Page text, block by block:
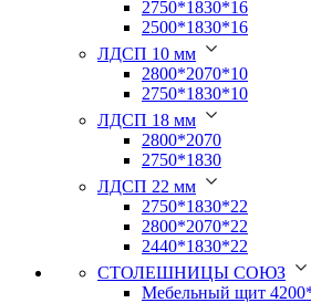
2750*1830*16
2500*1830*16
ЛДСП 10 мм
2800*2070*10
2750*1830*10
ЛДСП 18 мм
2800*2070
2750*1830
ЛДСП 22 мм
2750*1830*22
2800*2070*22
2440*1830*22
СТОЛЕШНИЦЫ СОЮЗ
Мебельный щит